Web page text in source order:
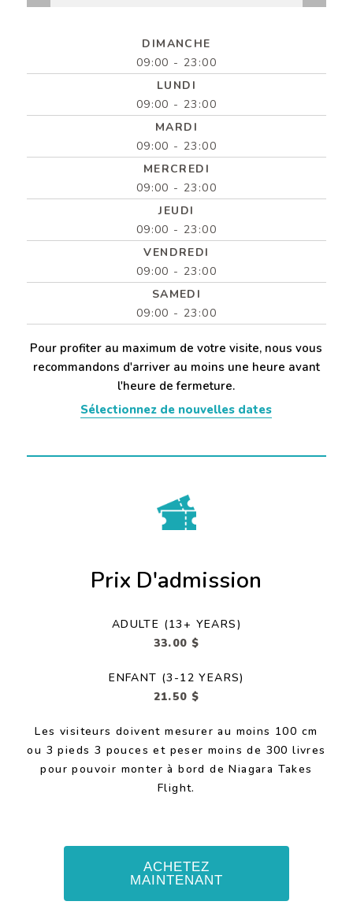
DIMANCHE
09:00 - 23:00
LUNDI
09:00 - 23:00
MARDI
09:00 - 23:00
MERCREDI
09:00 - 23:00
JEUDI
09:00 - 23:00
VENDREDI
09:00 - 23:00
SAMEDI
09:00 - 23:00
Pour profiter au maximum de votre visite, nous vous
recommandons d'arriver au moins une heure avant
l'heure de fermeture.
Sélectionnez de nouvelles dates
Prix D'admission
ADULTE (13+ YEARS)
33.00 $
ENFANT (3-12 YEARS)
21.50 $
Les visiteurs doivent mesurer au moins 100 cm
ou 3 pieds 3 pouces et peser moins de 300 livres
pour pouvoir monter à bord de Niagara Takes
Flight.
ACHETEZ
MAINTENANT